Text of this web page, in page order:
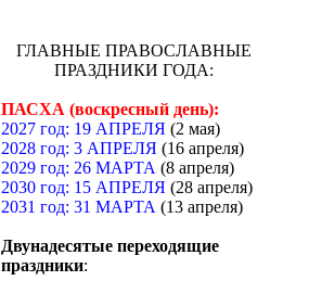
ГЛАВНЫЕ ПРАВОСЛАВНЫЕ
ПРАЗДНИКИ ГОДА:
ПАСХА (воскресный день):
2027 год: 19 АПРЕЛЯ (2 мая)
2028 год: 3 АПРЕЛЯ (16 апреля)
2029 год: 26 МАРТА (8 апреля)
2030 год: 15 АПРЕЛЯ (28 апреля)
2031 год: 31 МАРТА (13 апреля)
Двунадесятые переходящие
праздники: